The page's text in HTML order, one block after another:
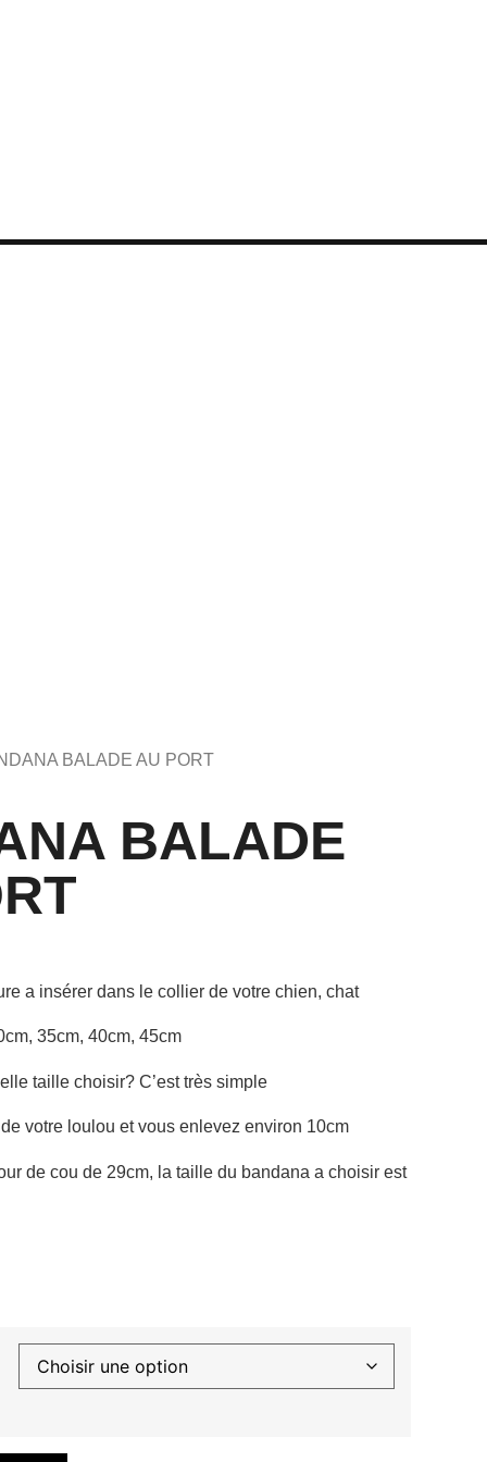
BALADE AU PORT
BALADE
a insérer dans le collier de votre chien, chat
35cm, 40cm, 45cm
taille choisir? C’est très simple
votre loulou et vous enlevez environ 10cm
de cou de 29cm, la taille du bandana a choisir est